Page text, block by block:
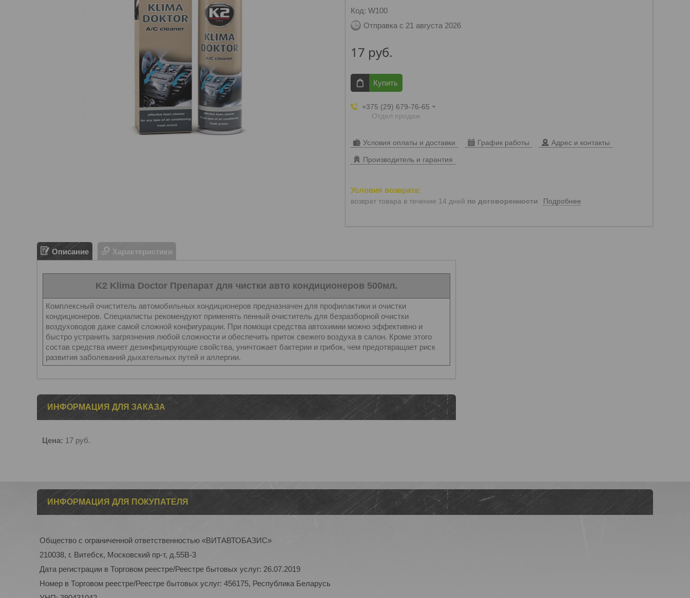
Код: W100
Отправка с 21 августа 2026
17 руб.
Купить
+375 (29) 679-76-65
Отдел продаж
Условия оплаты и доставки График работы Адрес и контакты
Производитель и гарантия
возврат товара в течение 14 дней по договоренности Подробнее
Описание Характеристики
K2 Klima Doctor Препарат для чистки авто кондиционеров 500мл.
Комплексный очиститель автомобильных кондиционеров предназначен для профилактики и очистки
кондиционеров. Специалисты рекомендуют применять пенный очиститель для безразборной очистки
воздуховодов даже самой сложной конфигурации. При помощи средства автохимии можно эффективно и
быстро устранить загрязнения любой сложности и обеспечить приток свежего воздуха в салон. Кроме этого
состав средства имеет дезинфицирующие свойства, уничтожает бактерии и грибок, чем предотвращает риск
развития заболеваний дыхательных путей и аллергии.
ИНФОРМАЦИЯ ДЛЯ ЗАКАЗА
Цена: 17 руб.
ИНФОРМАЦИЯ ДЛЯ ПОКУПАТЕЛЯ
Общество с ограниченной ответственностью «ВИТАВТОБАЗИС»
210038, г. Витебск, Московский пр-т, д.55В-3
Дата регистрации в Торговом реестре/Реестре бытовых услуг: 26.07.2019
Номер в Торговом реестре/Реестре бытовых услуг: 456175, Республика Беларусь